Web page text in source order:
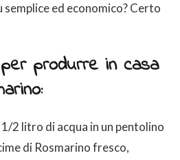
semplice ed economico? Certo
produrre in casa
2 litro di acqua in un pentolino
di Rosmarino fresco,